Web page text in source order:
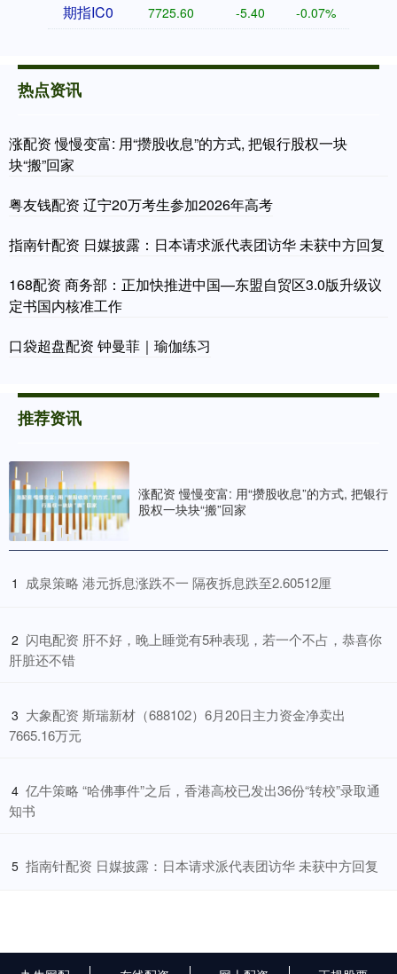
期指IC0 7725.60 -5.40 -0.07%
热点资讯
涨配资 慢慢变富: 用“攒股收息”的方式, 把银行股权一块
块“搬”回家
粤友钱配资 辽宁20万考生参加2026年高考
指南针配资 日媒披露：日本请求派代表团访华 未获中方回复
168配资 商务部：正加快推进中国—东盟自贸区3.0版升级议
定书国内核准工作
口袋超盘配资 钟曼菲｜瑜伽练习
推荐资讯
涨配资 慢慢变富: 用“攒股收息”的方式, 把银行
股权一块块“搬”回家
1 ​成泉策略 港元拆息涨跌不一 隔夜拆息跌至2.60512厘
2 ​闪电配资 肝不好，晚上睡觉有5种表现，若一个不占，恭喜你
肝脏还不错
3 ​大象配资 斯瑞新材（688102）6月20日主力资金净卖出
7665.16万元
4 ​亿牛策略 “哈佛事件”之后，香港高校已发出36份“转校”录取通
知书
5 ​指南针配资 日媒披露：日本请求派代表团访华 未获中方回复